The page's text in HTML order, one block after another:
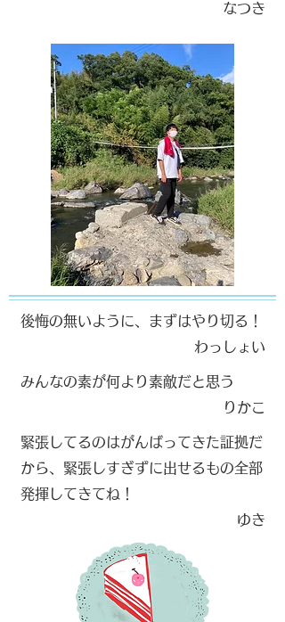
​なつき
​後悔の無いように、まずはやり切る！
​わっしょい
​みんなの素が何より素敵だと思う
​りかこ
​緊張してるのはがんばってきた証拠だ
から、緊張しすぎずに出せるもの全部
発揮してきてね！
​ゆき